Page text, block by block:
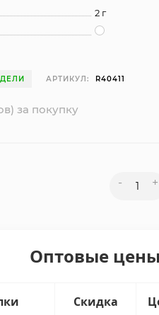
2 г
АРТИКУЛ: R40411
за покупку
- +
Оптовые цены
Скидка